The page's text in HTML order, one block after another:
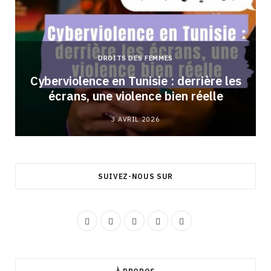
DROITS DES FEMMES
Cyberviolence en Tunisie : derrière les
écrans, une violence bien réelle
3 AVRIL 2026
SUIVEZ-NOUS SUR
F
I
Y
L
T